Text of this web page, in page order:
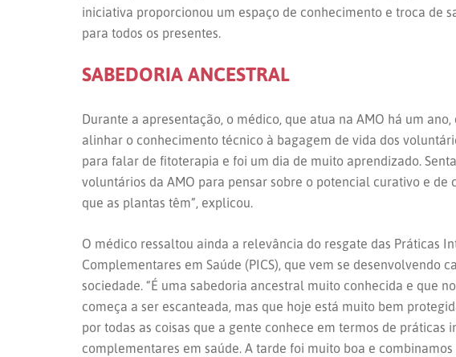
iniciativa proporcionou um espaço de conhecimento e troca de
para todos os presentes.
SABEDORIA ANCESTRAL
Durante a apresentação, o médico, que atua na AMO há um
alinhar o conhecimento técnico à bagagem de vida dos
para falar de fitoterapia e foi um dia de muito aprendizado.
voluntários da AMO para pensar sobre o potencial curativo e de
que as plantas têm”, explicou.
O médico ressaltou ainda a relevância do resgate das Práticas
Complementares em Saúde (PICS), que vem se desenvolvendo
sociedade. “É uma sabedoria ancestral muito conhecida e que
começa a ser escanteada, mas que hoje está muito bem
por todas as coisas que a gente conhece em termos de práticas
complementares em saúde. A tarde foi muito boa e